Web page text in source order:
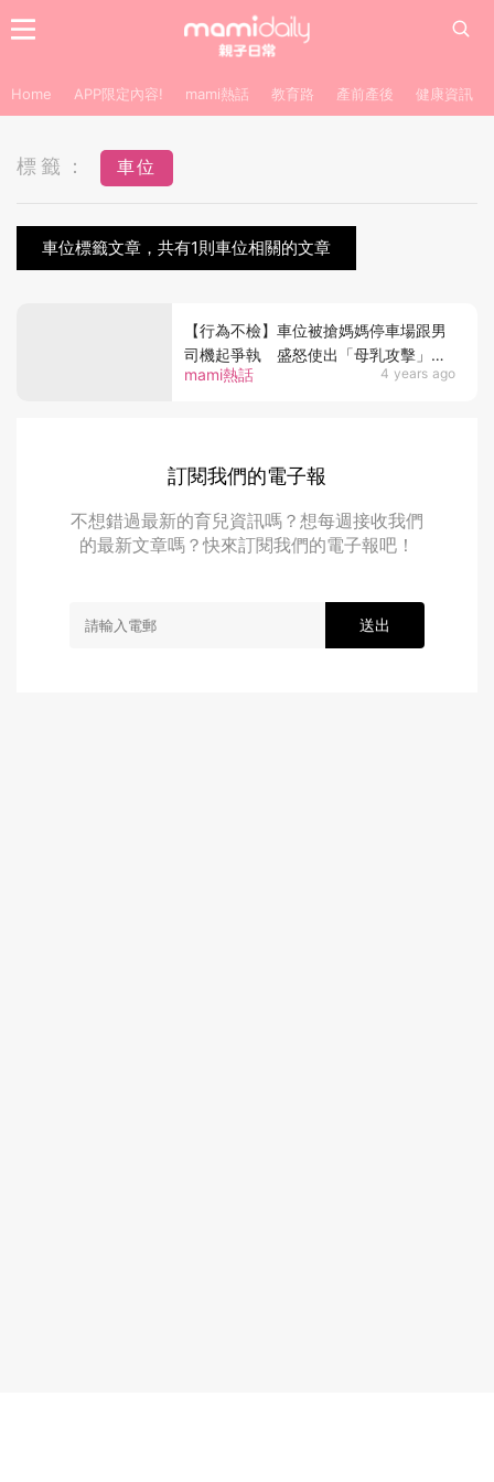
Home APP限定內容! mami熱話 教育路 產前產後 健康資訊
標籤： 車位
車位標籤文章，共有1則車位相關的文章
mami熱話 4 years ago
【行為不檢】車位被搶媽媽停車場跟男
司機起爭執 盛怒使出「母乳攻擊」嚇
壞網民
訂閱我們的電子報
不想錯過最新的育兒資訊嗎？想每週接收我們
的最新文章嗎？快來訂閱我們的電子報吧！
送出